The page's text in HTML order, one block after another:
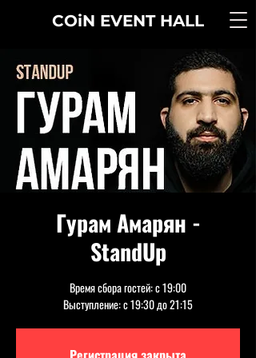
COiN EVENT HALL
Гурам Амарян -
StandUp
Время сбора гостей: с 19:00
Выступление: с 19:30 до 21:15